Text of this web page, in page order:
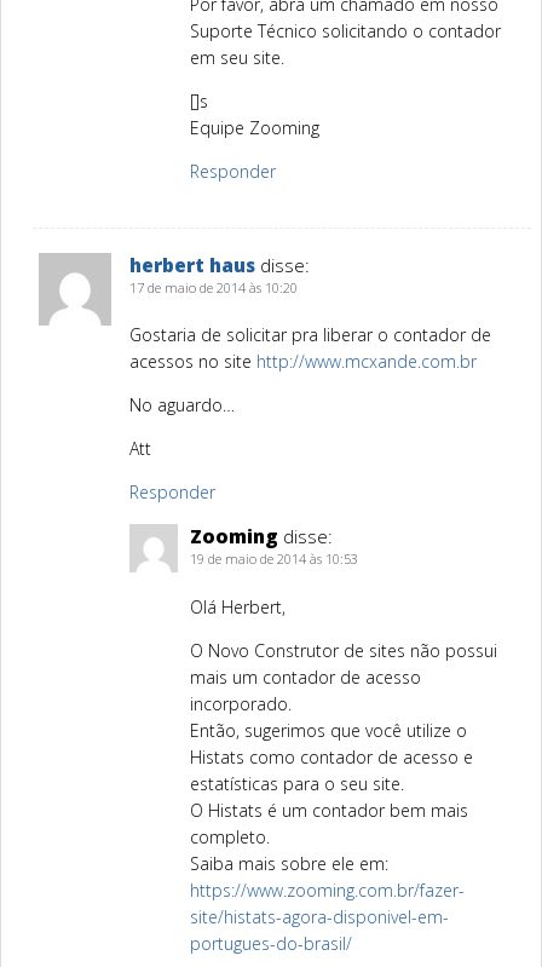
Suporte Técnico solicitando o contador
em seu site.
[]s
Equipe Zooming
Responder
herbert haus disse:
17 de maio de 2014 às 10:20
Gostaria de solicitar pra liberar o contador de
acessos no site http://www.mcxande.com.br
No aguardo…
Att
Responder
Zooming disse:
19 de maio de 2014 às 10:53
Olá Herbert,
O Novo Construtor de sites não possui
mais um contador de acesso
incorporado.
Então, sugerimos que você utilize o
Histats como contador de acesso e
estatísticas para o seu site.
O Histats é um contador bem mais
completo.
Saiba mais sobre ele em:
https://www.zooming.com.br/fazer-
site/histats-agora-disponivel-em-
portugues-do-brasil/